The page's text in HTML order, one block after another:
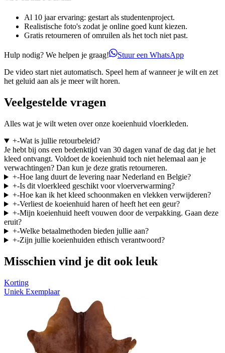
Al 10 jaar ervaring: gestart als studentenproject.
Realistische foto's zodat je online goed kunt kiezen.
Gratis retourneren of omruilen als het toch niet past.
Hulp nodig? We helpen je graag!
Stuur een WhatsApp
De video start niet automatisch. Speel hem af wanneer je wilt en zet
het geluid aan als je meer wilt horen.
Veelgestelde vragen
Alles wat je wilt weten over onze koeienhuid vloerkleden.
+-Wat is jullie retourbeleid?
Je hebt bij ons een bedenktijd van 30 dagen vanaf de dag dat je het
kleed ontvangt. Voldoet de koeienhuid toch niet helemaal aan je
verwachtingen? Dan kun je deze gratis retourneren.
+-Hoe lang duurt de levering naar Nederland en Belgie?
+-Is dit vloerkleed geschikt voor vloerverwarming?
+-Hoe kan ik het kleed schoonmaken en vlekken verwijderen?
+-Verliest de koeienhuid haren of heeft het een geur?
+-Mijn koeienhuid heeft vouwen door de verpakking. Gaan deze
eruit?
+-Welke betaalmethoden bieden jullie aan?
+-Zijn jullie koeienhuiden ethisch verantwoord?
Misschien vind je dit ook leuk
Korting
Uniek Exemplaar